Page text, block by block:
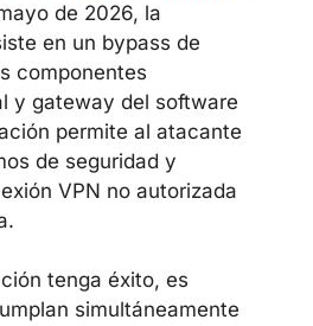
de Palo Alto Networks
de 2026, la
en un bypass de
componentes
y gateway del software
permite al atacante
de seguridad y
VPN no autorizada
tenga éxito, es